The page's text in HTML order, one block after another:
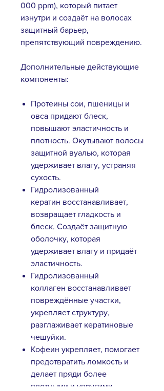
000 ppm), который питает
изнутри и создаёт на волосах
защитный барьер,
препятствующий повреждению.
Дополнительные действующие
компоненты:
Протеины сои, пшеницы и
овса придают блеск,
повышают эластичность и
плотность. Окутывают волосы
защитной вуалью, которая
удерживает влагу, устраняя
сухость.
Гидролизованный
кератин восстанавливает,
возвращает гладкость и
блеск. Создаёт защитную
оболочку, которая
удерживает влагу и придаёт
эластичность.
Гидролизованный
коллаген восстанавливает
повреждённые участки,
укрепляет структуру,
разглаживает кератиновые
чешуйки.
Кофеин укрепляет, помогает
предотвратить ломкость и
делает пряди более
плотными и упругими.